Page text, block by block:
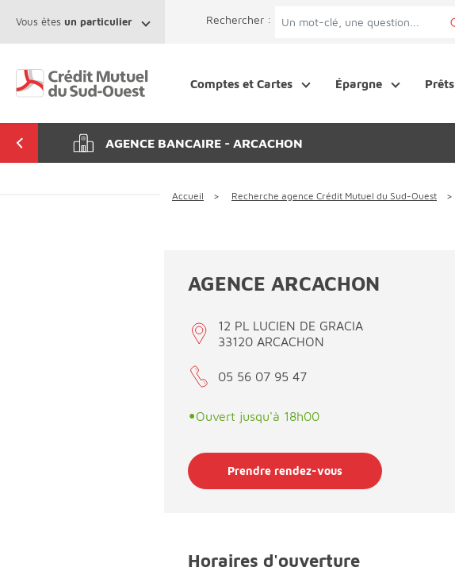
Vous êtes un particulier Rechercher :
Comptes et Cartes Épargne Prêts
AGENCE BANCAIRE - ARCACHON
Accueil Recherche agence Crédit Mutuel du Sud-Ouest
AGENCE ARCACHON
12 PL LUCIEN DE GRACIA
33120 ARCACHON
05 56 07 95 47
•Ouvert jusqu'à 18h00
Prendre rendez-vous
Horaires d'ouverture